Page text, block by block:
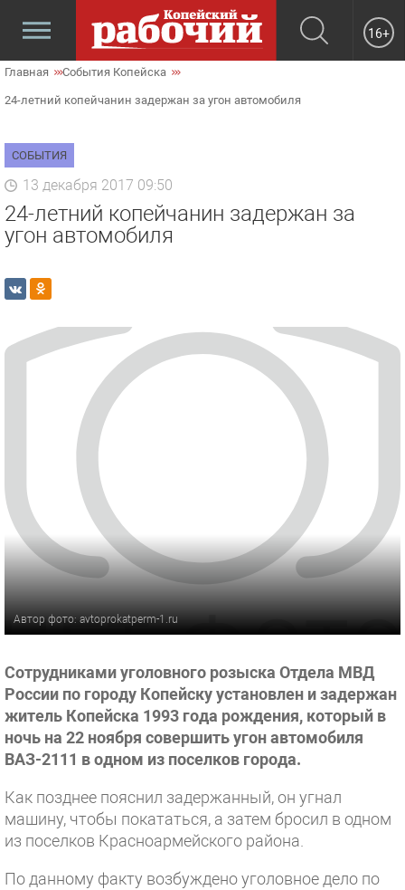
16+
Главная События Копейска
24-летний копейчанин задержан за угон автомобиля
СОБЫТИЯ
13 декабря 2017 09:50
24-летний копейчанин задержан за
угон автомобиля
Автор фото: avtoprokatperm-1.ru
Сотрудниками уголовного розыска Отдела МВД
России по городу Копейску установлен и задержан
житель Копейска 1993 года рождения, который в
ночь на 22 ноября совершить угон автомобиля
ВАЗ-2111 в одном из поселков города.
Как позднее пояснил задержанный, он угнал
машину, чтобы покататься, а затем бросил в одном
из поселков Красноармейского района.
По данному факту возбуждено уголовное дело по